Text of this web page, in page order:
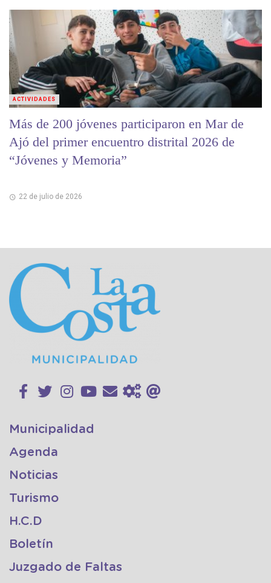
Más de 200 jóvenes participaron en Mar de
Ajó del primer encuentro distrital 2026 de
“Jóvenes y Memoria”
22 de julio de 2026
ACTIVIDADES
Municipalidad
Agenda
Noticias
Turismo
H.C.D
Boletín
Juzgado de Faltas